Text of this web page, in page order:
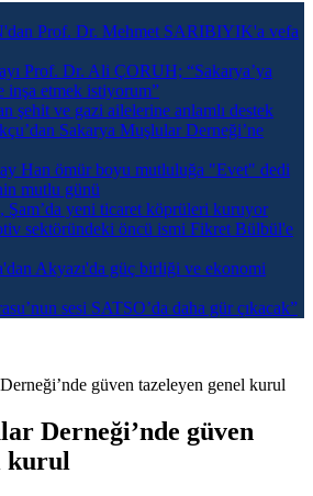
Prof. Dr. Mehmet SARIBIYIK'a vefa
Prof. Dr. Ali ÇORUH; “Sakarya’ya
inşa etmek istiyorum”
şehit ve gazi ailelerine anlamlı destek
Sakarya Muşlular Derneği’ne
Han ömür boyu mutluluğa "Evet" dedi
mutlu günü
yeni ticaret köprüleri kuruyor
sektöründeki öncü ismi Fikret Bülbül'e
Akyazı'da güç birliği ve ekonomi
sesi SATSO’da daha gür çıkacak”
güven tazeleyen genel kurul
Derneği’nde güven
kurul